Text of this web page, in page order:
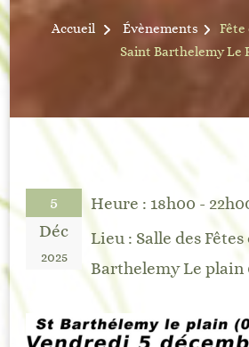
Accueil Évènements
Fête
Saint Barthelemy Le
5
Déc
2025
Heure : 18h00 -
Lieu : Salle des
Barthelemy Le plain